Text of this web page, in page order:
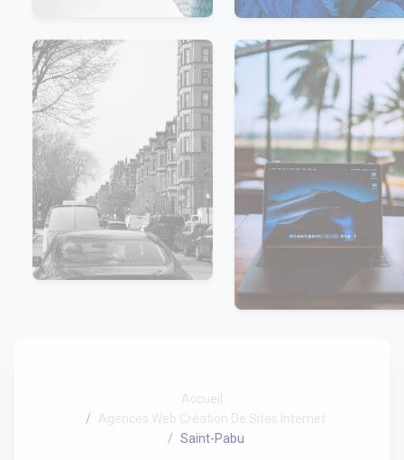
Accueil
Agences Web Création De Sites Internet
Saint-Pabu